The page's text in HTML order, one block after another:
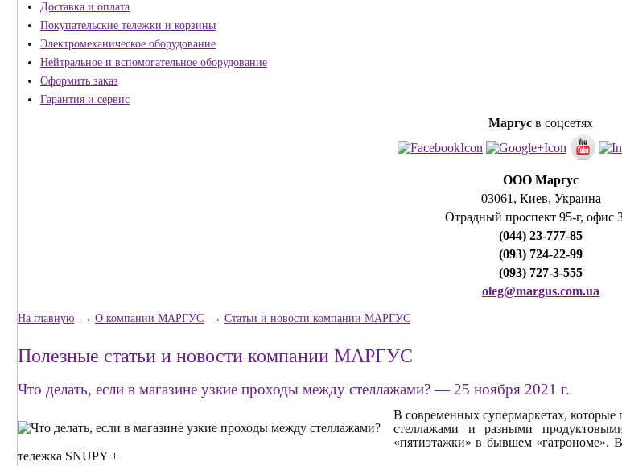
Доставка и оплата
Покупательские тележки и корзины
Электромеханическое оборудование
Нейтральное и вспомогательное оборудование
Оформить заказ
Гарантия и сервис
Маргус в соцсетях
ООО Маргус
03061, Киев, Украина
Отрадный проспект 95-г, офис
(044) 23-777-85
(093) 724-22-99
(093) 727-3-555
oleg@margus.com.ua
На главную → О компании МАРГУС → Статьи и новости компании МАРГУС
Полезные статьи и новости компании МАРГУС
Что делать, если в магазине узкие проходы между стеллажами?— 25 ноября 2021 г.
В современных супермаркетах,
стеллажами и разными
«пятиэтажки» в бывшем «гатрономе».
тележка SNUPY +